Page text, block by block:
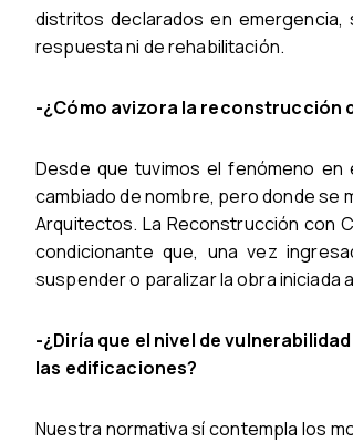
distritos declarados en
respuesta ni de rehabilitación.
-¿Cómo avizora la reconstrucción
Desde que tuvimos el fenómeno
cambiado de nombre, pero donde se
Arquitectos. La Reconstrucción con
condicionante que, una vez
suspender o paralizar la obra
-¿Diría que el nivel de
las edificaciones?
Nuestra normativa sí contempla los